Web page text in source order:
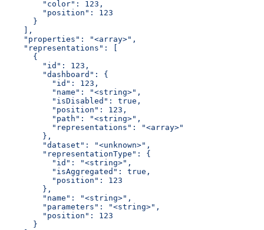
        "color": 123,
        "position": 123
      }
    ],
    "properties": "<array>",
    "representations": [
      {
        "id": 123,
        "dashboard": {
          "id": 123,
          "name": "<string>",
          "isDisabled": true,
          "position": 123,
          "path": "<string>",
          "representations": "<array>"
        },
        "dataset": "<unknown>",
        "representationType": {
          "id": "<string>",
          "isAggregated": true,
          "position": 123
        },
        "name": "<string>",
        "parameters": "<string>",
        "position": 123
      }